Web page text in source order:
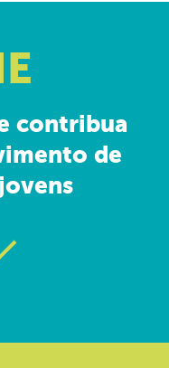
contribua
de